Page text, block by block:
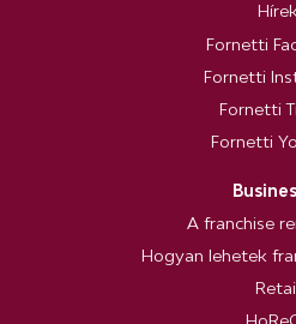
Fornetti
Fornetti
Fornetti
Fornetti
A franchise
Hogyan lehetek